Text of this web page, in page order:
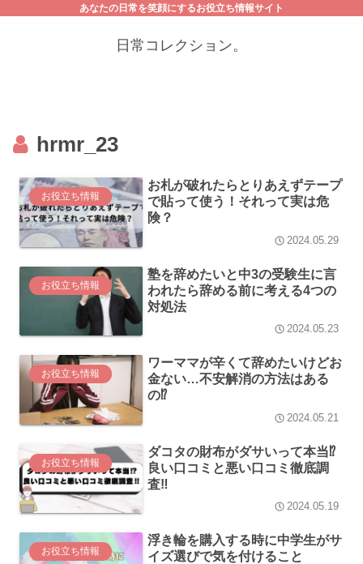
あなたの日常を笑顔にするお役立ち情報サイト
日常コレクション。
hrmr_23
お役立ち情報
お札が破れたらとりあえずテープ
で貼って使う！それって実は危
険？
2024.05.29
お役立ち情報
塾を辞めたいと中3の受験生に言
われたら辞める前に考える4つの
対処法
2024.05.23
お役立ち情報
ワーママが辛くて辞めたいけどお
金ない…不安解消の方法はある
の⁉
2024.05.21
お役立ち情報
ダコタの財布がダサいって本当⁉
良い口コミと悪い口コミ徹底調
査‼
2024.05.19
お役立ち情報
浮き輪を購入する時に中学生がサ
イズ選びで気を付けること